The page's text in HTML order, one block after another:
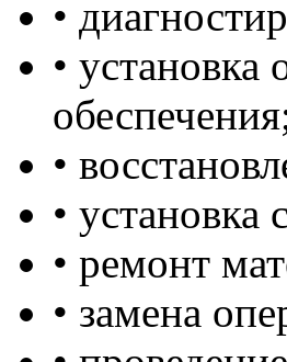
•
•
•
• установка
• ремонт
• замена